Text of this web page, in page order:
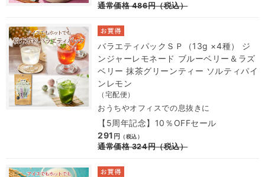
通常価格486円（税込）
バラエティパックＳＰ（13g ×4種） ジ
ンジャーレモネード ブルーベリー＆ラズ
ベリー 抹茶グリーンティー ソルティパイ
ンレモン
（宅配便）
おうちやオフィスでの息抜きに
【5周年記念】10％OFFセール
291 円 （税込）
通常価格324円（税込）